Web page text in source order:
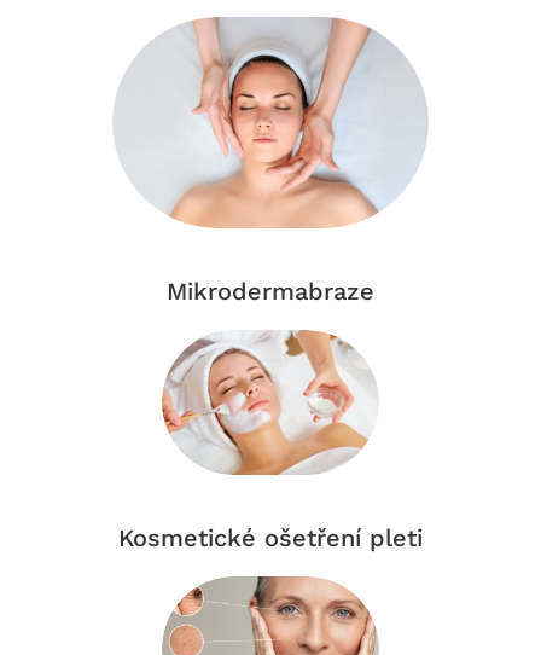
Mikrodermabraze
Kosmetické ošetření pleti